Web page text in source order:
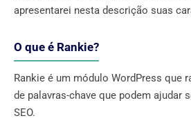
apresentarei nesta descrição suas
O que é Rankie?
Rankie é um módulo WordPress que
de palavras-chave que podem ajudar
SEO.